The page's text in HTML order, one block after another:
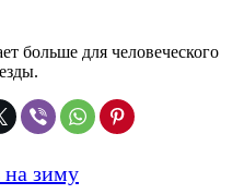
больше для человеческого
на зиму